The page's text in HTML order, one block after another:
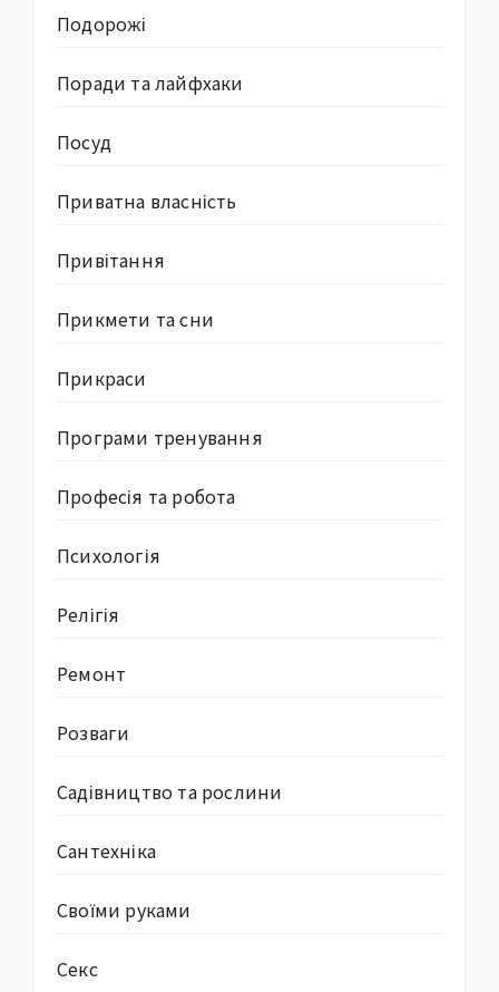
Подорожі
Поради та лайфхаки
Посуд
Приватна власність
Привітання
Прикмети та сни
Прикраси
Програми тренування
Професія та робота
Психологія
Релігія
Ремонт
Розваги
Садівництво та рослини
Сантехніка
Своїми руками
Секс